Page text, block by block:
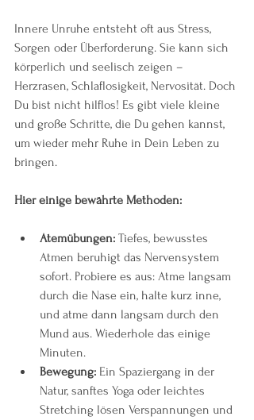
Innere Unruhe entsteht oft aus Stress,
Sorgen oder Überforderung. Sie kann sich
körperlich und seelisch zeigen –
Herzrasen, Schlaflosigkeit, Nervosität. Doch
Du bist nicht hilflos! Es gibt viele kleine
und große Schritte, die Du gehen kannst,
um wieder mehr Ruhe in Dein Leben zu
bringen.
Hier einige bewährte Methoden:
Atemübungen: Tiefes, bewusstes
Atmen beruhigt das Nervensystem
sofort. Probiere es aus: Atme langsam
durch die Nase ein, halte kurz inne,
und atme dann langsam durch den
Mund aus. Wiederhole das einige
Minuten.
Bewegung: Ein Spaziergang in der
Natur, sanftes Yoga oder leichtes
Stretching lösen Verspannungen und